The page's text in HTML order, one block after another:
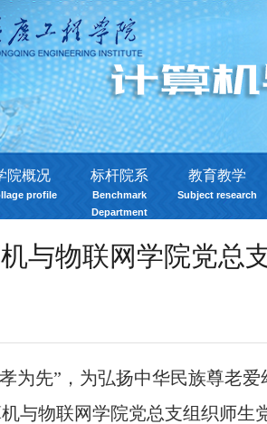
院概况
profile
标杆院系
Benchmark
Department
教育教学
Subject research
与物联网学院党总
为先”，为弘扬中华民族尊老
与物联网学院党总支组织师生